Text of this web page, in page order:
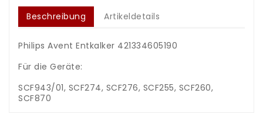
Beschreibung Artikeldetails
Philips Avent Entkalker 421334605190
Für die Geräte:
SCF943/01, SCF274, SCF276, SCF255, SCF260,
SCF870